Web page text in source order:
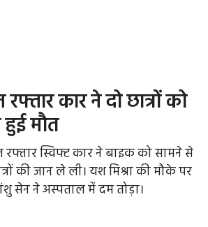
कार ने दो छात्रों को
हुई मौत
रफ्तार स्विफ्ट कार ने बाइक को सामने से
की जान ले ली। यश मिश्रा की मौके पर
सेन ने अस्पताल में दम तोड़ा।